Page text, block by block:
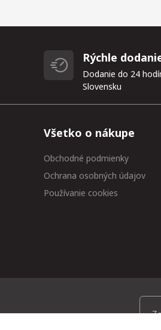
Rýchle
Dodanie do 24
Slovensku
Všetko o nákupe
Obchodné podmienky
Ochrana osobných údajov
Používanie cookies